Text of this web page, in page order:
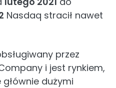
Nasdaq stracił nawet
przez
i jest rynkiem,
dużymi